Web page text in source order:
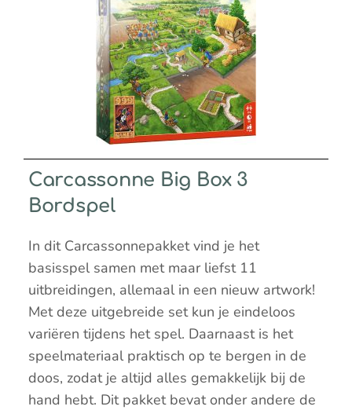
Carcassonne Big Box 3
Bordspel
In dit Carcassonnepakket vind je het
basisspel samen met maar liefst 11
uitbreidingen, allemaal in een nieuw artwork!
Met deze uitgebreide set kun je eindeloos
variëren tijdens het spel. Daarnaast is het
speelmateriaal praktisch op te bergen in de
doos, zodat je altijd alles gemakkelijk bij de
hand hebt. Dit pakket bevat onder andere de